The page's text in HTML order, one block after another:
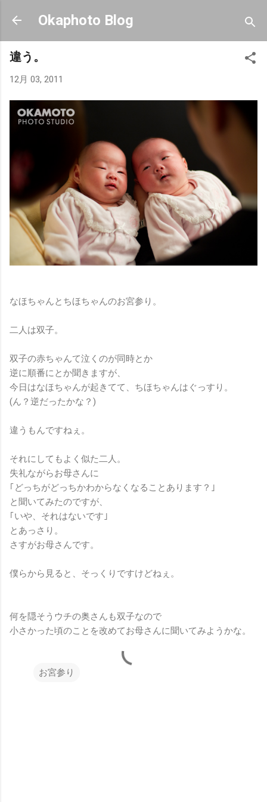
スキップしてメイン コンテンツに移動
Okaphoto Blog
違う。
12月 03, 2011
なほちゃんとちほちゃんのお宮参り。
二人は双子。
双子の赤ちゃんて泣くのが同時とか
逆に順番にとか聞きますが、
今日はなほちゃんが起きてて、ちほちゃんはぐっすり。
(ん？逆だったかな？)
違うもんですねぇ。
それにしてもよく似た二人。
失礼ながらお母さんに
｢どっちがどっちかわからなくなることあります？｣
と聞いてみたのですが、
｢いや、それはないです｣
とあっさり。
さすがお母さんです。
僕らから見ると、そっくりですけどねぇ。
何を隠そうウチの奥さんも双子なので
小さかった頃のことを改めてお母さんに聞いてみようかな。
お宮参り